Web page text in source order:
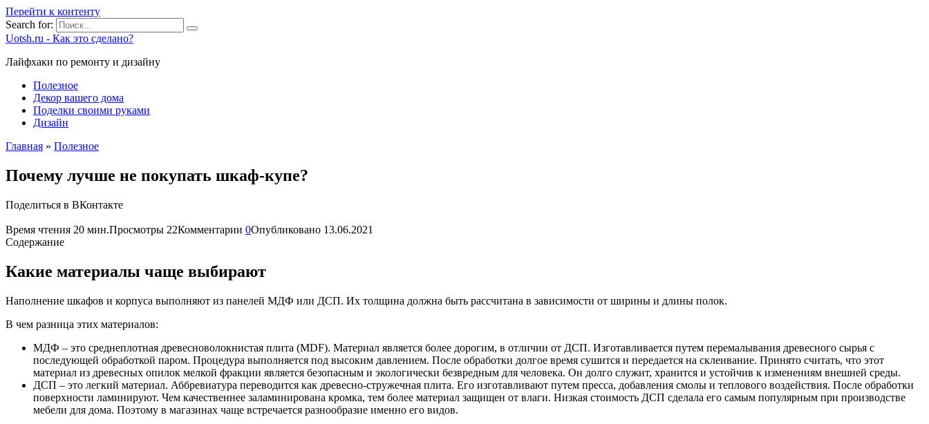
Перейти к контенту
Search for:
Uotsh.ru - Как это сделано?
Лайфхаки по ремонту и дизайну
Полезное
Декор вашего дома
Поделки своими руками
Дизайн
Главная » Полезное
Почему лучше не покупать шкаф-купе?
Поделиться в ВКонтакте
Время чтения 20 мин.Просмотры 22Комментарии 0Опубликовано 13.06.2021
Содержание
Какие материалы чаще выбирают
Наполнение шкафов и корпуса выполняют из панелей МДФ или ДСП. Их толщина должна быть рассчитана в зависимости от ширины и длины полок.
В чем разница этих материалов:
МДФ – это среднеплотная древесноволокнистая плита (MDF). Материал является более дорогим, в отличии от ДСП. Изготавливается путем перемалывания древесного сырья с
последующей обработкой паром. Процедура выполняется под высоким давлением. После обработки долгое время сушится и передается на склеивание. Принято считать, что этот
материал из древесных опилок мелкой фракции является безопасным и экологически безвредным для человека. Он долго служит, хранится и устойчив к изменениям внешней среды.
ДСП – это легкий материал. Аббревиатура переводится как древесно-стружечная плита. Его изготавливают путем пресса, добавления смолы и теплового воздействия. После обработки
поверхности ламинируют. Чем качественнее заламинирована кромка, тем более материал защищен от влаги. Низкая стоимость ДСП сделала его самым популярным при производстве
мебели для дома. Поэтому в магазинах чаще встречается разнообразие именно его видов.